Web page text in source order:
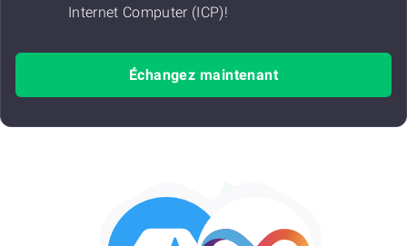
Internet Computer (ICP)!
Échangez maintenant